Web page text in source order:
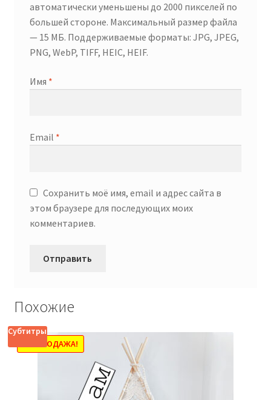
автоматически уменьшены до 2000 пикселей по
большей стороне. Максимальный размер файла
— 15 МБ. Поддерживаемые форматы: JPG, JPEG,
PNG, WebP, TIFF, HEIC, HEIF.
Имя *
Email *
Сохранить моё имя, email и адрес сайта в
этом браузере для последующих моих
комментариев.
Похожие
Субтитры
РАСПРОДАЖА!